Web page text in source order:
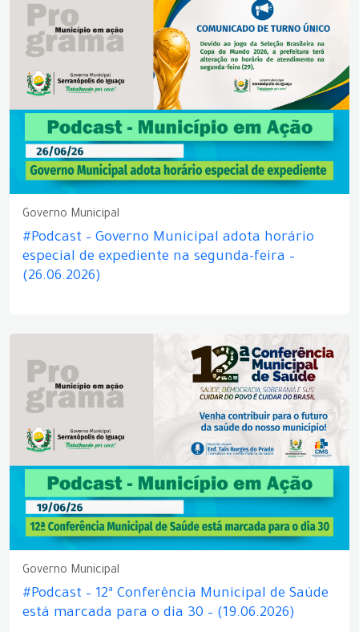
Governo Municipal
#Podcast – Governo Municipal adota horário
especial de expediente na segunda-feira –
(26.06.2026)
Governo Municipal
#Podcast – 12ª Conferência Municipal de Saúde
está marcada para o dia 30 – (19.06.2026)